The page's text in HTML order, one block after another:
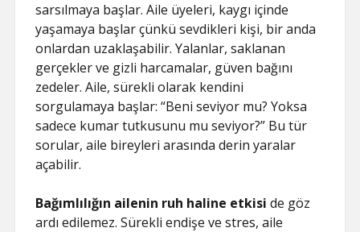
sarsılmaya başlar. Aile üyeleri, kaygı içinde
yaşamaya başlar çünkü sevdikleri kişi, bir anda
onlardan uzaklaşabilir. Yalanlar, saklanan
gerçekler ve gizli harcamalar, güven bağını
zedeler. Aile, sürekli olarak kendini
sorgulamaya başlar: “Beni seviyor mu? Yoksa
sadece kumar tutkusunu mu seviyor?” Bu tür
sorular, aile bireyleri arasında derin yaralar
açabilir.
Bağımlılığın ailenin ruh haline etkisi de göz
ardı edilemez. Sürekli endişe ve stres, aile